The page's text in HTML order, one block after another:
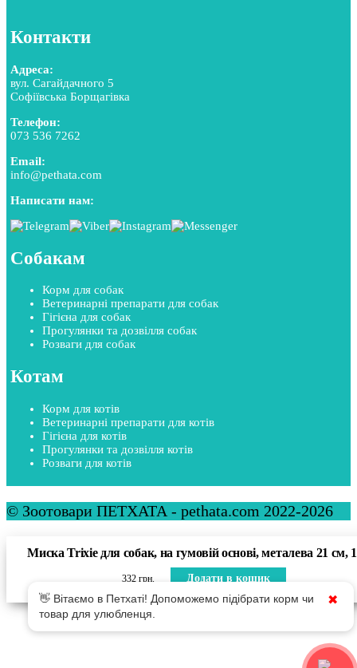
Контакти
Адреса:
вул. Сагайдачного 5
Софіївська Борщагівка
Телефон:
073 536 7262
Email:
info@pethata.com
Написати нам:
Собакам
Корм для собак
Ветеринарні препарати для собак
Гігієна для собак
Прогулянки та дозвілля собак
Розваги для собак
Котам
Корм для котів
Ветеринарні препарати для котів
Гігієна для котів
Прогулянки та дозвілля котів
Розваги для котів
© Зоотовари ПЕТХАТА - pethata.com 2022-2026
Миска Trixie для собак, на гумовій основі, металева 21 см,
332 грн. Додати в кошик
👋 Вітаємо в Петхаті! Допоможемо підібрати корм чи
товар для улюбленця.
✖